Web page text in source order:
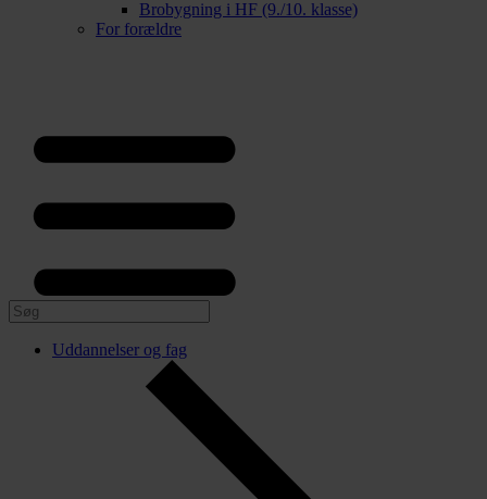
Brobygning i HF (9./10. klasse)
For forældre
Uddannelser og fag